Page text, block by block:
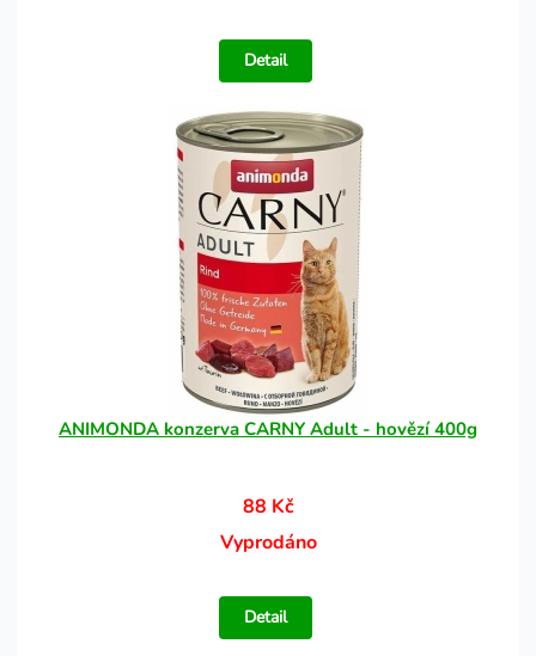
Detail
ANIMONDA konzerva CARNY Adult - hovězí 400g
88 Kč
Vyprodáno
Detail